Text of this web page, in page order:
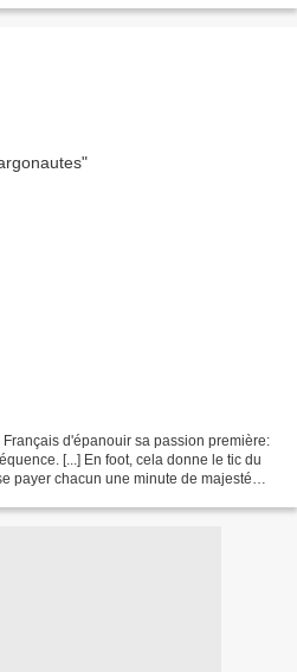
d'épanouir sa passion première:
[...] En foot, cela donne le tic du
payer chacun une minute de majesté